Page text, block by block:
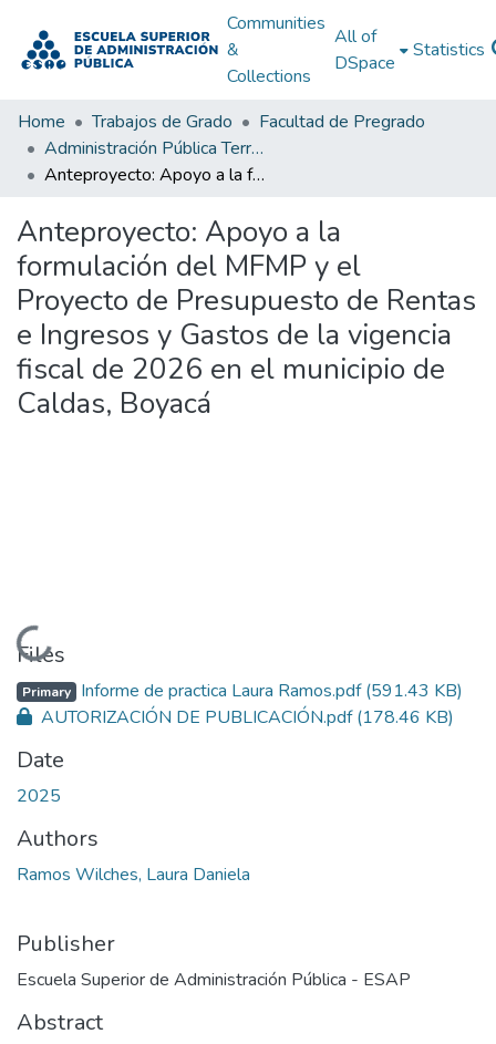
Communities
&
Collections
All of
DSpace
Statistics
Home Trabajos de Grado
Facultad de Pregrado
Administración Pública Territorial (APT)
Anteproyecto: Apoyo a la formulación del MFMP y el Proyecto de Presupuesto de Rentas e Ingresos y Gastos de la vigencia fiscal de 2026 en el municipio de Caldas, Boyacá
Anteproyecto: Apoyo a la
formulación del MFMP y el
Proyecto de Presupuesto de Rentas
e Ingresos y Gastos de la vigencia
fiscal de 2026 en el municipio de
Caldas, Boyacá
Loading...
Files
Primary Informe de practica Laura Ramos.pdf(591.43 KB)
AUTORIZACIÓN DE PUBLICACIÓN.pdf(178.46 KB)
Date
2025
Authors
Ramos Wilches, Laura Daniela
Publisher
Escuela Superior de Administración Pública - ESAP
Abstract